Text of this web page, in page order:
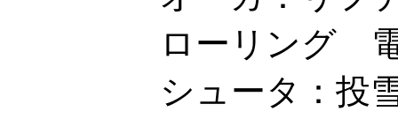
ローリング
シュータ：投